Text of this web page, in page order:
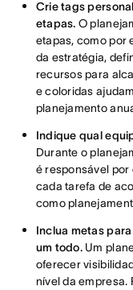
Crie tags
etapas. O
etapas, como por
da estratégia,
recursos para
e coloridas
planejamento
Indique qual
Durante o
é responsável
cada tarefa de
como
Inclua metas
um todo.Um
oferecer
nível da empresa.